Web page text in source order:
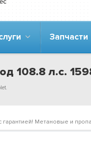
Запчасти
108.8 л.с.
гарантией! Метановые и